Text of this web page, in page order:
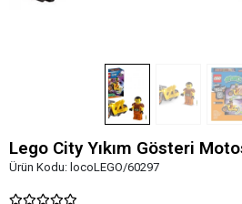
Lego City Yıkım Gösteri
Ürün Kodu: locoLEGO/60297